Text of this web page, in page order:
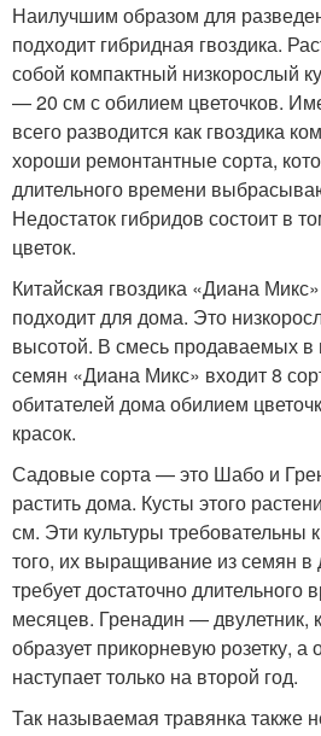
Наилучшим образом для
подходит гибридная гвоздика.
собой компактный низкорослый
— 20 см с обилием цветочков.
всего разводится как гвоздика
хороши ремонтантные сорта,
длительного времени
Недостаток гибридов состоит в
цветок.
Китайская гвоздика «Диана
подходит для дома. Это
высотой. В смесь продаваемых в
семян «Диана Микс» входит 8
обитателей дома обилием
красок.
Садовые сорта — это Шабо и
растить дома. Кусты этого
см. Эти культуры требовательны
того, их выращивание из семян
требует достаточно
месяцев. Гренадин — двулетник,
образует прикорневую розетку, а
наступает только на второй год.
Так называемая травянка также